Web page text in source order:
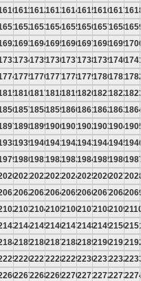
1611161216131614161516161617
1652165316541655165616571658
1693169416951696169716981699
1734173517361737173817391740
1775177617771778177917801781
1816181718181819182018211822
1857185818591860186118621863
1898189919001901190219031904
1939194019411942194319441945
1980198119821983198419851986
2021202220232024202520262027
2062206320642065206620672068
2103210421052106210721082109
2144214521462147214821492150
2185218621872188218921902191
2226222722282229223022312232
2267226822692270227122722273